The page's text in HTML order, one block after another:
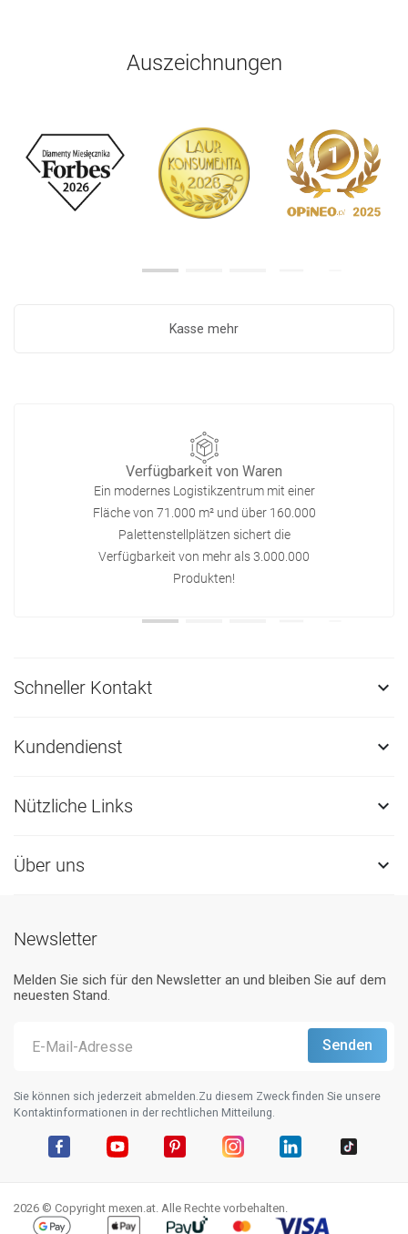
Auszeichnungen
Kasse mehr
Verfügbarkeit von Waren
Ein modernes Logistikzentrum mit einer
Fläche von 71.000 m² und über 160.000
Palettenstellplätzen sichert die
Verfügbarkeit von mehr als 3.000.000
Produkten!
Schneller Kontakt 
Kundendienst 
Nützliche Links 
Über uns 
Newsletter
Melden Sie sich für den Newsletter an und bleiben Sie auf dem
neuesten Stand.
Sie können sich jederzeit abmelden.Zu diesem Zweck finden Sie unsere
Kontaktinformationen in der rechtlichen Mitteilung.
2026 © Copyright mexen.at. Alle Rechte vorbehalten.